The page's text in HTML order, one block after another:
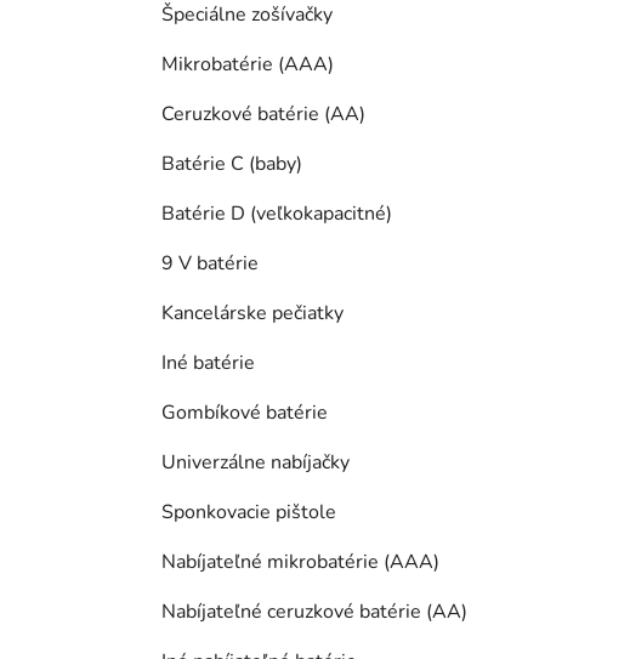
Špeciálne zošívačky
Mikrobatérie (AAA)
Ceruzkové batérie (AA)
Batérie C (baby)
Batérie D (veľkokapacitné)
9 V batérie
Kancelárske pečiatky
Iné batérie
Gombíkové batérie
Univerzálne nabíjačky
Sponkovacie pištole
Nabíjateľné mikrobatérie (AAA)
Nabíjateľné ceruzkové batérie (AA)